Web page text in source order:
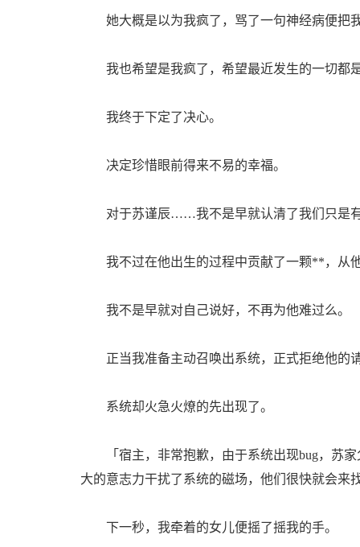
她大概是以为我疯了，骂了一句神经病便把
我也希望是我疯了，希望最近发生的一切都
我终于下定了决心。
决定珍惜眼前得来不易的幸福。
对于苏谨辰……我不是早就认清了我们只是有
我不过在他出生的过程中贡献了一颗**，从他
我不是早就对自己说好，不再为他难过么。
正当我准备主动召唤出系统，正式拒绝他的
系统却火急火燎的先出现了。
「宿主，非常抱歉，由于系统出现bug，苏家
大的意志力干扰了系统的磁场，他们很快就会来
下一秒，我牵着的女儿便摇了摇我的手。